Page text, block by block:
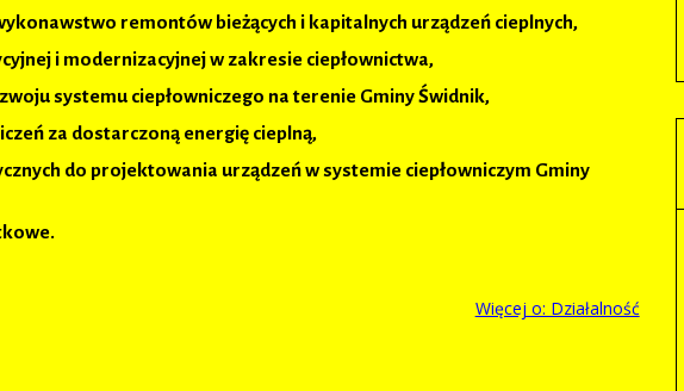
remontów bieżących i kapitalnych urządzeń cieplnych,
i modernizacyjnej w zakresie ciepłownictwa,
systemu ciepłowniczego na terenie Gminy Świdnik,
za dostarczoną energię cieplną,
do projektowania urządzeń w systemie ciepłowniczym Gminy
Więcej o: Działalność